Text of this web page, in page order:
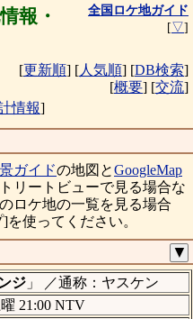
報・
全国ロケ地ガイド
[▽]
[更新順] [人気順] [DB検索]
[概要] [交流]
情報]
ガイドの地図とGoogleMap
リートビューで見る場合な
ロケ地の一覧を見る場合
使ってください。
▼
ジ」 ／通称：ヤスケン
21:00 NTV